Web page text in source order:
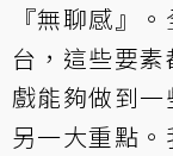
『無聊感』
台，這些要
戲能夠做到
另一大重點